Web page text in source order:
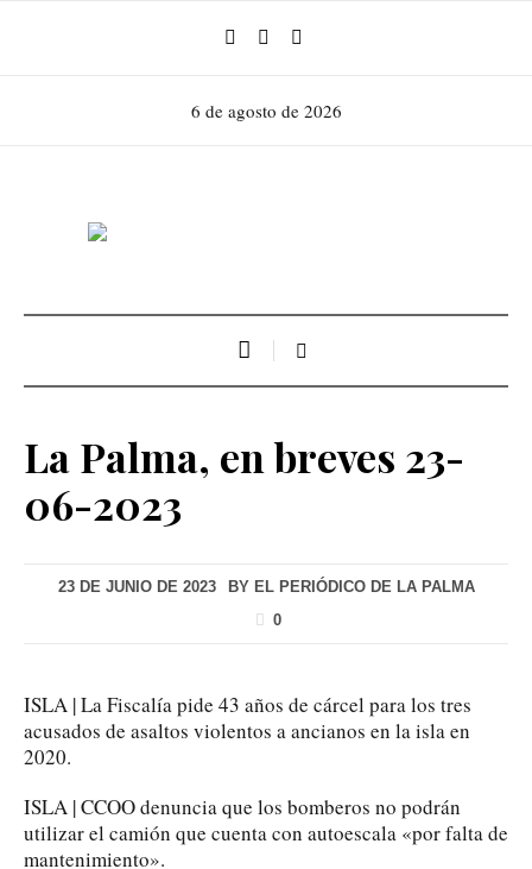
6 de agosto de 2026
La Palma, en breves 23-
06-2023
23 DE JUNIO DE 2023 BY EL PERIÓDICO DE LA PALMA
0
ISLA | La Fiscalía pide 43 años de cárcel para los tres
acusados de asaltos violentos a ancianos en la isla en
2020.
ISLA | CCOO denuncia que los bomberos no podrán
utilizar el camión que cuenta con autoescala «por falta de
mantenimiento».